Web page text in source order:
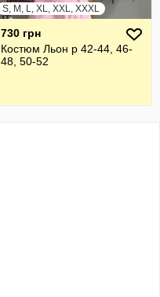
S, M, L, XL, XXL, XXXL
730 грн
Костюм Льон р 42-44, 46-
48, 50-52